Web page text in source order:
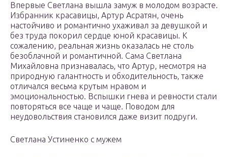
Впервые Светлана вышла замуж в молодом возрасте.
Избранник красавицы, Артур Асратян, очень
настойчиво и романтично ухаживал за девушкой и
без труда покорил сердце юной красавицы. К
сожалению, реальная жизнь оказалась не столь
безоблачной и романтичной. Сама Светлана
Михайловна признавалась, что Артур, несмотря на
природную галантность и обходительность, также
отличался весьма крутым нравом и
эмоциональностью. Вспышки гнева и ревности стали
повторяться все чаще и чаще. Поводом для
неудовольствия становился даже визит подруги.
Светлана Устиненко с мужем